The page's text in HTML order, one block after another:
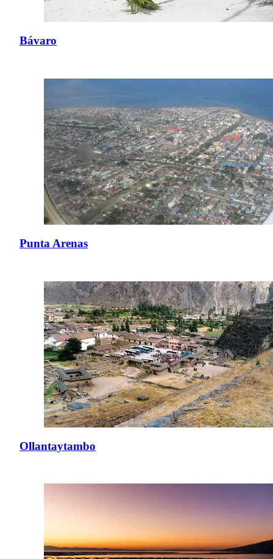
Bávaro
Punta Arenas
Ollantaytambo